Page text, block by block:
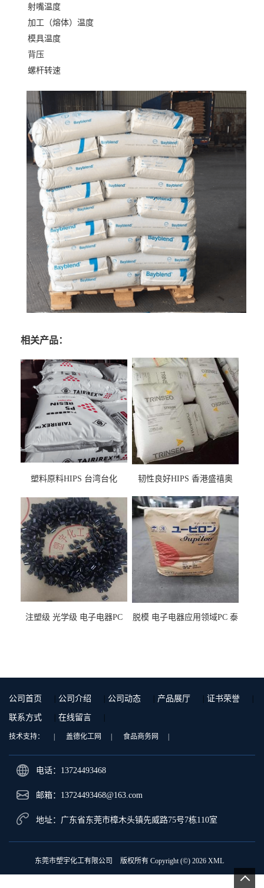
射嘴温度
加工（熔体）温度
模具温度
背压
螺杆转速
相关产品：
塑料原料HIPS 台湾台化
用料
韧性良好HIPS 香港盛禧奥
注塑级 光学级 电子电器PC
脱模 电子电器应用领域PC 泰
公司首页 | 公司介绍 | 公司动态 | 产品展厅 | 证书荣誉 |
联系方式 | 在线留言 |
技术支持： | 盖德化工网 | 食品商务网 |
电话：13724493468
邮箱： 13724493468@163.com
地址：广东省东莞市樟木头镇先威路75号7栋110室
东莞市塑宇化工有限公司 版权所有 Copyright (©) 2026 XML